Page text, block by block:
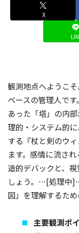
X
観測地点へようこ
ベースの管理人で
あった「塔」の内
理的・システム的
する『杖と剣のウ
ます。感情に流さ
造的デバックと、
しょう。…[処理中
図」を理解するた
主要観測ポ